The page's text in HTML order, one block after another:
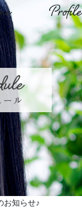
Profile
お知らせ♪